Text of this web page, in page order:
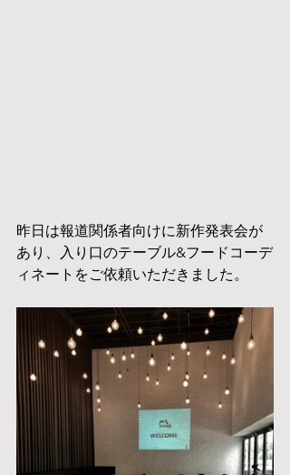
昨日は報道関係者向けに新作発表会が
あり、入り口のテーブル&フードコーデ
ィネートをご依頼いただきました。